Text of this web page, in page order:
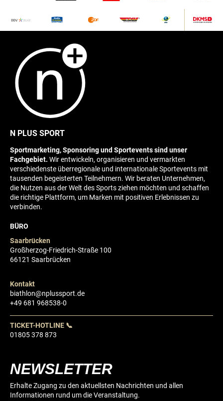
N PLUS SPORT
Sportmarketing, Sponsoring und Sportevents sind unser
Fachgebiet. Wir entwickeln, organisieren und vermarkten
verschiedenste überregionale und internationale Sportevents mit
tausenden begeisterten Teilnehmern. Wir beraten Unternehmen,
die Nutzen aus der Welt des Sports ziehen möchten und schaffen
die richtige Plattform, um Marken mit positiven Erlebnissen zu
verbinden.
BÜRO
Saarbrücken
Großherzog-Friedrich-Straße 100
66121 Saarbrücken
Kontakt
biathlon@nplussport.de
+49 681 968538-0
TICKET-HOTLINE 📞
01805 378 873
NEWSLETTER
Erhalte Zugang zu den aktuellsten Nachrichten und allen
Informationen rund um die Veranstaltung.